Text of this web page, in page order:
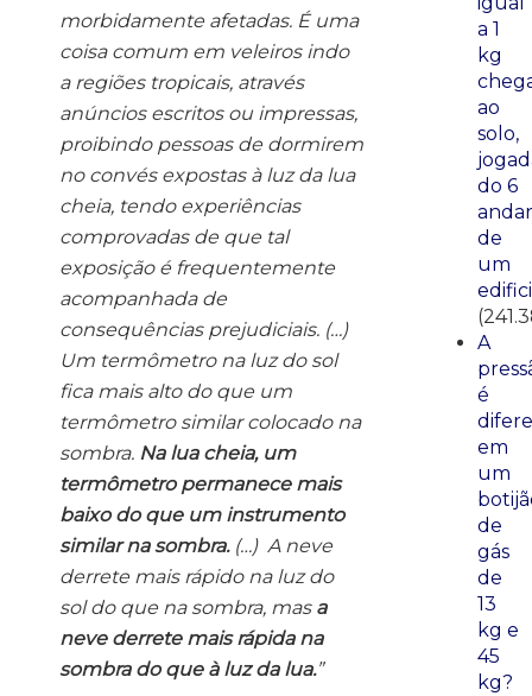
morbidamente afetadas. É uma
coisa comum em veleiros indo
a regiões tropicais, através
anúncios escritos ou impressas,
proibindo pessoas de dormirem
no convés expostas à luz da lua
cheia, tendo experiências
comprovadas de que tal
exposição é frequentemente
acompanhada de
consequências prejudiciais. (…)
Um termômetro na luz do sol
fica mais alto do que um
termômetro similar colocado na
sombra. Na lua cheia, um
termômetro permanece mais
baixo do que um instrumento
similar na sombra. (…) A neve
derrete mais rápido na luz do
sol do que na sombra, mas a
neve derrete mais rápida na
sombra do que à luz da lua.”
a 1
kg
ao
solo,
do 6
andar
de
um
A
é
em
um
de
gás
de
13
kg e
45
kg?